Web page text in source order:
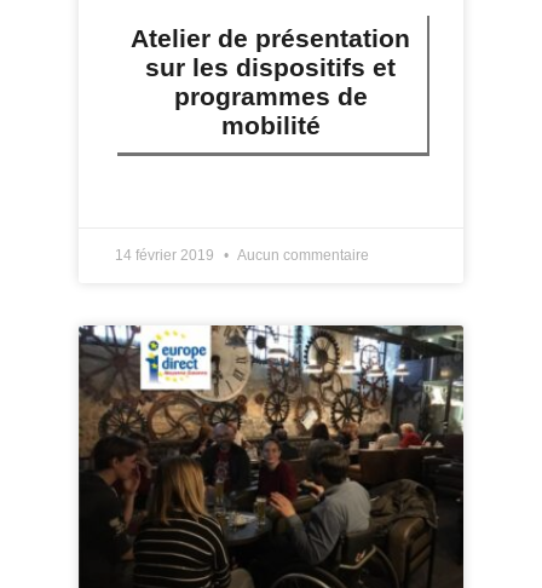
Atelier de présentation
sur les dispositifs et
programmes de
mobilité
14 février 2019 Aucun commentaire